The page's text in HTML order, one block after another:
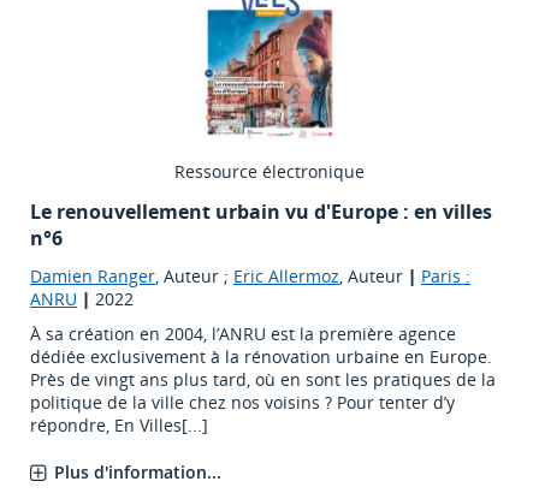
Ressource électronique
Le renouvellement urbain vu d'Europe : en villes
n°6
Damien Ranger, Auteur ; Eric Allermoz, Auteur | Paris :
ANRU | 2022
À sa création en 2004, l’ANRU est la première agence
dédiée exclusivement à la rénovation urbaine en Europe.
Près de vingt ans plus tard, où en sont les pratiques de la
politique de la ville chez nos voisins ? Pour tenter d’y
répondre, En Villes[...]
Plus d'information...